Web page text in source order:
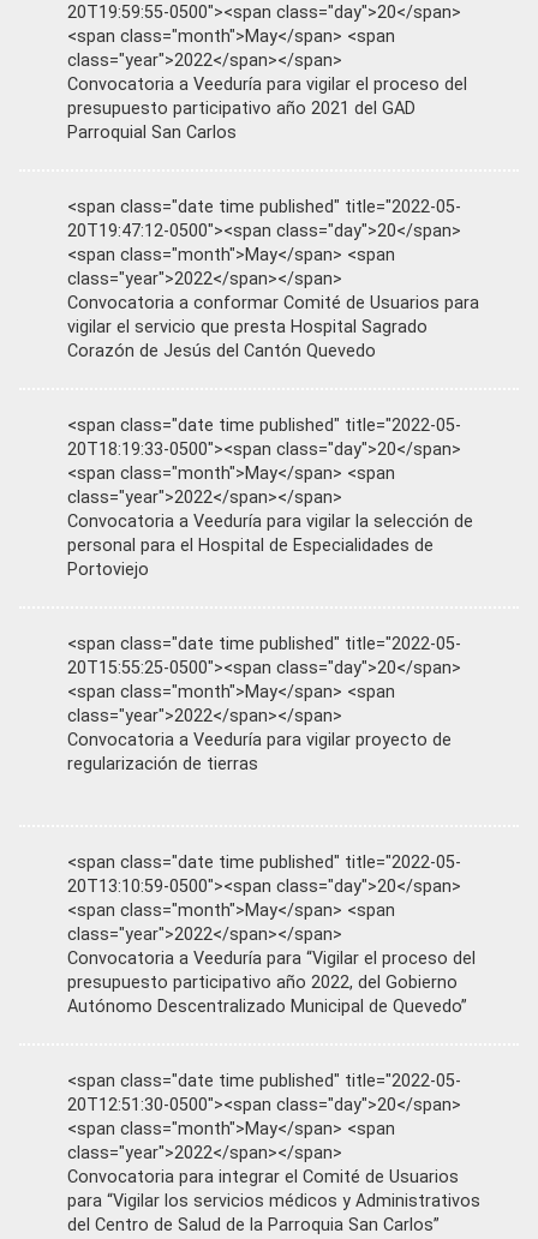
20T19:59:55-0500"><span class="day">20</span>
<span class="month">May</span> <span
class="year">2022</span></span>
Convocatoria a Veeduría para vigilar el proceso del
presupuesto participativo año 2021 del GAD
Parroquial San Carlos
<span class="date time published" title="2022-05-
20T19:47:12-0500"><span class="day">20</span>
<span class="month">May</span> <span
class="year">2022</span></span>
Convocatoria a conformar Comité de Usuarios para
vigilar el servicio que presta Hospital Sagrado
Corazón de Jesús del Cantón Quevedo
<span class="date time published" title="2022-05-
20T18:19:33-0500"><span class="day">20</span>
<span class="month">May</span> <span
class="year">2022</span></span>
Convocatoria a Veeduría para vigilar la selección de
personal para el Hospital de Especialidades de
Portoviejo
<span class="date time published" title="2022-05-
20T15:55:25-0500"><span class="day">20</span>
<span class="month">May</span> <span
class="year">2022</span></span>
Convocatoria a Veeduría para vigilar proyecto de
regularización de tierras
<span class="date time published" title="2022-05-
20T13:10:59-0500"><span class="day">20</span>
<span class="month">May</span> <span
class="year">2022</span></span>
Convocatoria a Veeduría para “Vigilar el proceso del
presupuesto participativo año 2022, del Gobierno
Autónomo Descentralizado Municipal de Quevedo”
<span class="date time published" title="2022-05-
20T12:51:30-0500"><span class="day">20</span>
<span class="month">May</span> <span
class="year">2022</span></span>
Convocatoria para integrar el Comité de Usuarios
para “Vigilar los servicios médicos y Administrativos
del Centro de Salud de la Parroquia San Carlos”